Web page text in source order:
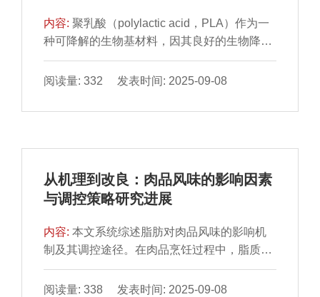
μg/kg。结论：本研究的85 份样品中共检出13
种PFC，污染水平较低，健康风险评估结果显
示，其不会对成人和儿童健康造成危害。
内容:聚乳酸（polylactic acid，PLA）作为一
种可降解的生物基材料，因其良好的生物降解
性和环境友好性在食品包装领域展现出巨大潜
力。然而，PLA的耐热性、韧性和阻隔性限制
行改性，以提高PLA的性能，使其满足肉类包
学改性方法，以及在肉类包装中的气体阻隔
阅读量: 332 发表时间: 2025-09-08
从机理到改良：肉品风味的影响因素
与调控策略研究进展
内容:本文系统综述脂肪对肉品风味的影响机
制及其调控途径。在肉品烹饪过程中，脂质氧
化及其与美拉德反应的相互作用产生一系列挥
发性有机化合物，是肉类风味的关键来源。本
阅读量: 338 发表时间: 2025-09-08